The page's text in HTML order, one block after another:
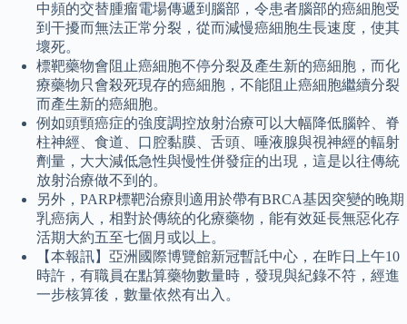
中頻的交替腫瘤電場傳遞到腦部，令患者腦部的癌細胞受
到干擾而無法正常分裂，從而減慢癌細胞生長速度，使其
壞死。
標靶藥物會阻止癌細胞不停分裂及產生新的癌細胞，而化
療藥物只會殺死現存的癌細胞，不能阻止癌細胞繼續分裂
而產生新的癌細胞。
例如頭頸癌症的強度調控放射治療可以大幅降低腦幹、脊
柱神經、食道、口腔黏膜、舌頭、唾液腺與視神經的輻射
劑量，大大減低急性與慢性併發症的出現，這是以往傳統
放射治療做不到的。
另外，PARP標靶治療則適用於帶有BRCA基因突變的晚期
乳癌病人，相對於傳統的化療藥物，能有效延長無惡化存
活期大約五至七個月或以上。
【本報訊】亞洲國際博覽館新冠暫託中心，在昨日上午10
時許，有職員在點算藥物數量時，發現與紀錄不符，經進
一步核算後，數量依然有出入。